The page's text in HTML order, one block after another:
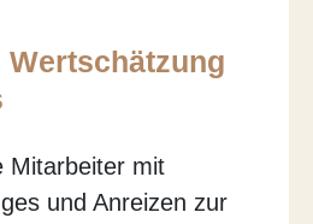
Wertschätzung
Mitarbeiter mit
und Anreizen zur